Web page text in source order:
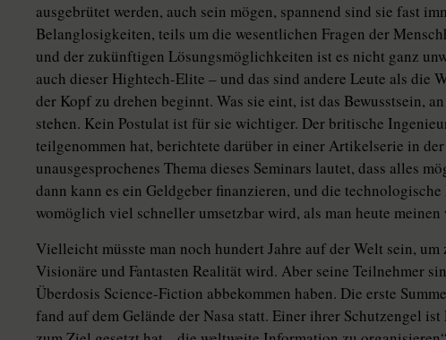
ausgebrütet werden, auch sein mögen, spannend sind sie fast
Belanglosigkeiten, teils um die wesentlichen Fragen der
und der zukünftigen Lösungsmöglichkeiten ist es nicht ganz
auch dieser Hightech-Elite – und das sind andere Leute als die
der Kopf zu drehen beginnt. Was sie eint, ist das Bewusstsein,
stehen. Kein Postulat ist für sie wichtiger. Der britische
teilgenommen hat, berichtete darüber in einer Artikelserie in
unausgesprochenes Thema dieses Seminars lautet, dass alles
dann kann es ein Geldgeber finanzieren, und die
womöglich viel schneller umsetzbar wird, als man heute meinen
Vielleicht müsste man noch hundert Jahre auf der Welt sein,
Visionäre und Fantasten Realität wird. Aber seine Teilnehmer
Überdosis Science-Fiction abbekommen haben. Die erste
fand auf dem Gelände der Nasa statt. Einer ihrer Schutzengel